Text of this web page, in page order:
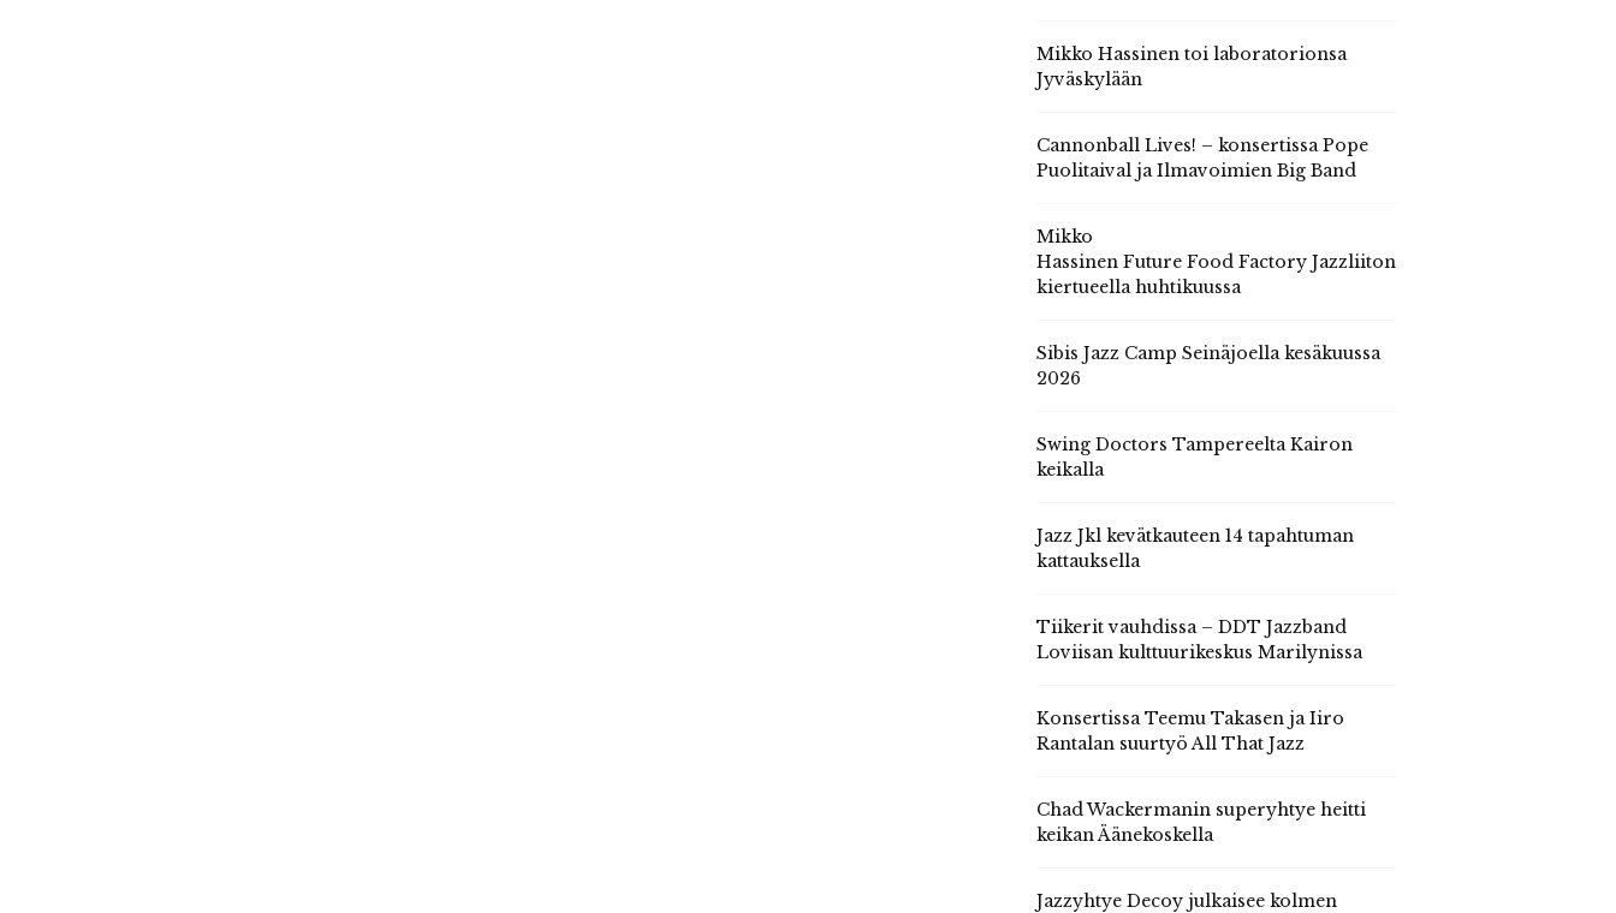
Mikko Hassinen toi laboratorionsa
Jyväskylään
Cannonball Lives! – konsertissa Pope
Puolitaival ja Ilmavoimien Big Band
Mikko
Hassinen Future Food Factory Jazzliiton
kiertueella huhtikuussa
Sibis Jazz Camp Seinäjoella kesäkuussa
2026
Swing Doctors Tampereelta Kairon
keikalla
Jazz Jkl kevätkauteen 14 tapahtuman
kattauksella
Tiikerit vauhdissa – DDT Jazzband
Loviisan kulttuurikeskus Marilynissa
Konsertissa Teemu Takasen ja Iiro
Rantalan suurtyö All That Jazz
Chad Wackermanin superyhtye heitti
keikan Äänekoskella
Jazzyhtye Decoy julkaisee kolmen